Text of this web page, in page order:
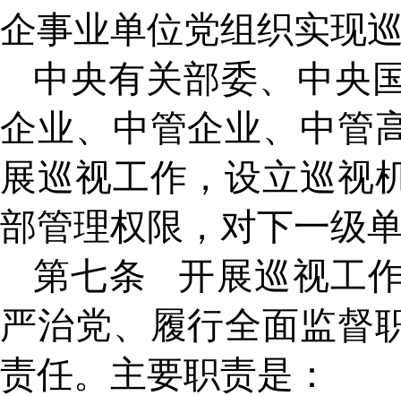
企事业单位党组织实现
中央有关部委、中央
企业、中管企业、中管
展巡视工作，设立巡视
部管理权限，对下一级
第七条
开展巡视工
严治党、履行全面监督
责任。主要职责是：